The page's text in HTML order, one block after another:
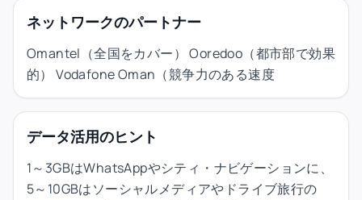
ネットワークのパートナー
Omantel（全国をカバー） Ooredoo（都市部で効果
的） Vodafone Oman（競争力のある速度
データ活用のヒント
1～3GBはWhatsAppやシティ・ナビゲーションに、
5～10GBはソーシャルメディアやドライブ旅行の